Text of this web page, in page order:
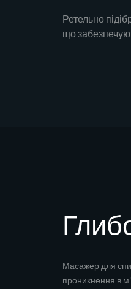
Ретельно
що
Масажер для
проникнення в